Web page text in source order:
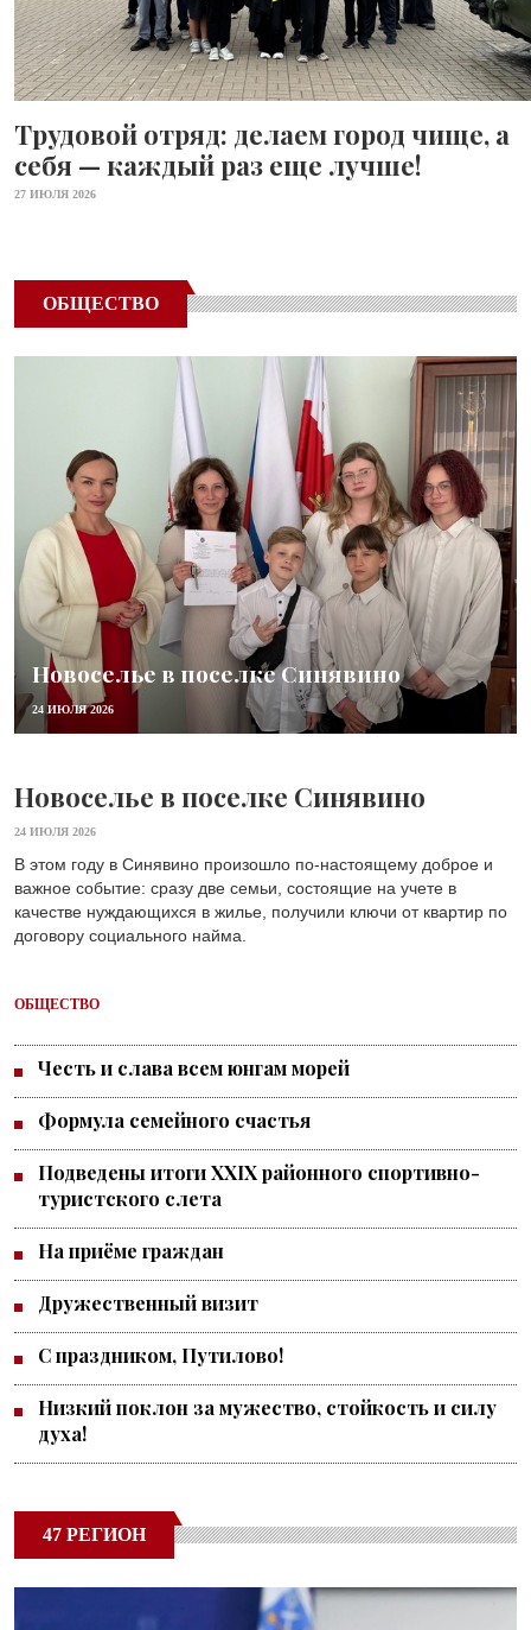
Трудовой отряд: делаем город чище, а
себя — каждый раз еще лучше!
27 ИЮЛЯ 2026
ОБЩЕСТВО
Новоселье в поселке Синявино
24 ИЮЛЯ 2026
Новоселье в поселке Синявино
24 ИЮЛЯ 2026
В этом году в Синявино произошло по-настоящему доброе и
важное событие: сразу две семьи, состоящие на учете в
качестве нуждающихся в жилье, получили ключи от квартир по
договору социального найма.
ОБЩЕСТВО
Честь и слава всем юнгам морей
Формула семейного счастья
Подведены итоги XXIX районного спортивно-
туристского слета
На приёме граждан
Дружественный визит
С праздником, Путилово!
Низкий поклон за мужество, стойкость и силу
духа!
47 РЕГИОН